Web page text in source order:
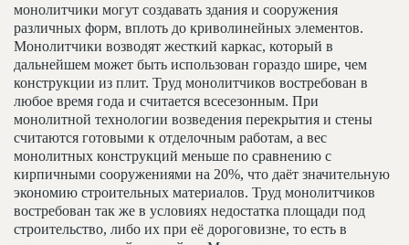
монолитчики могут создавать здания и сооружения
различных форм, вплоть до криволинейных элементов.
Монолитчики возводят жесткий каркас, который в
дальнейшем может быть использован гораздо шире, чем
конструкции из плит. Труд монолитчиков востребован в
любое время года и считается всесезонным. При
монолитной технологии возведения перекрытия и стены
считаются готовыми к отделочным работам, а вес
монолитных конструкций меньше по сравнению с
кирпичными сооружениями на 20%, что даёт значительную
экономию строительных материалов. Труд монолитчиков
востребован так же в условиях недостатка площади под
строительство, либо их при её дороговизне, то есть в